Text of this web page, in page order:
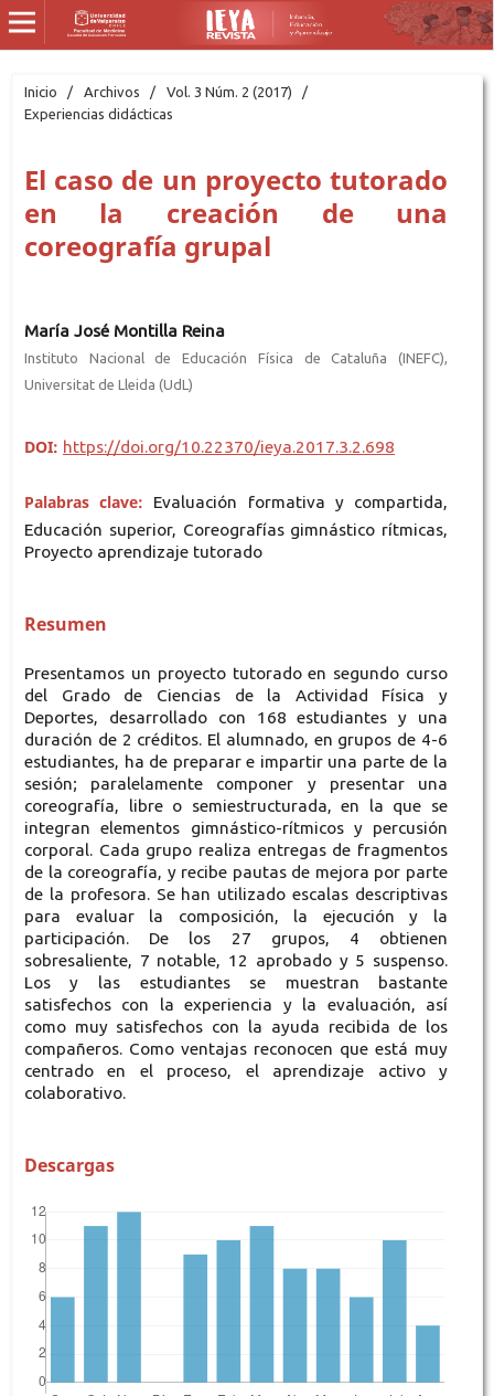
Inicio / Archivos / Vol. 3 Núm. 2 (2017)
/
Experiencias didácticas
El caso de un proyecto tutorado
en la creación de una
coreografía grupal
María José Montilla Reina
Instituto Nacional de Educación Física de Cataluña (INEFC),
Universitat de Lleida (UdL)
DOI: https://doi.org/10.22370/ieya.2017.3.2.698
Palabras clave: Evaluación formativa y compartida,
Educación superior, Coreografías gimnástico rítmicas,
Proyecto aprendizaje tutorado
Resumen
Presentamos un proyecto tutorado en segundo curso
del Grado de Ciencias de la Actividad Física y
Deportes, desarrollado con 168 estudiantes y una
duración de 2 créditos. El alumnado, en grupos de 4-6
estudiantes, ha de preparar e impartir una parte de la
sesión; paralelamente componer y presentar una
coreografía, libre o semiestructurada, en la que se
integran elementos gimnástico-rítmicos y percusión
corporal. Cada grupo realiza entregas de fragmentos
de la coreografía, y recibe pautas de mejora por parte
de la profesora. Se han utilizado escalas descriptivas
para evaluar la composición, la ejecución y la
participación. De los 27 grupos, 4 obtienen
sobresaliente, 7 notable, 12 aprobado y 5 suspenso.
Los y las estudiantes se muestran bastante
satisfechos con la experiencia y la evaluación, así
como muy satisfechos con la ayuda recibida de los
compañeros. Como ventajas reconocen que está muy
centrado en el proceso, el aprendizaje activo y
colaborativo.
Descargas